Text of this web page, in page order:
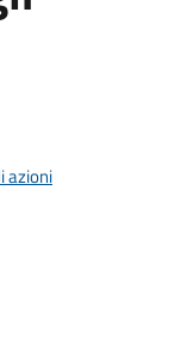
azioni